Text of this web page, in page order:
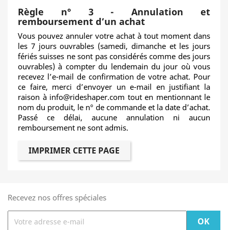
Règle n° 3 - Annulation et
remboursement d’un achat
Vous pouvez annuler votre achat à tout moment dans
les 7 jours ouvrables (samedi, dimanche et les jours
fériés suisses ne sont pas considérés comme des jours
ouvrables) à compter du lendemain du jour où vous
recevez l’e-mail de confirmation de votre achat. Pour
ce faire, merci d’envoyer un e-mail en justifiant la
raison à info@rideshaper.com tout en mentionnant le
nom du produit, le n° de commande et la date d’achat.
Passé ce délai, aucune annulation ni aucun
remboursement ne sont admis.
Recevez nos offres spéciales